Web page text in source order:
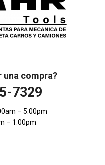
una compra?
7329
– 5:00pm
– 1:00pm